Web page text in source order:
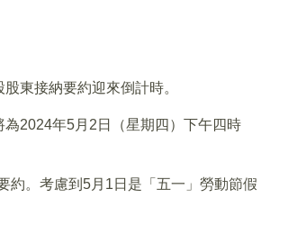
東接納要約迎來倒計時。
2024年5月2日（星期四）下午四時
約。考慮到5月1日是「五一」勞動節假